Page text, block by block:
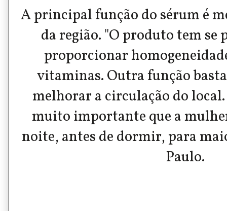
A principal função do sérum é
da região. "O produto tem
proporcionar
vitaminas. Outra função
melhorar a circulação do
muito importante que a
noite, antes de dormir, para
Paulo.